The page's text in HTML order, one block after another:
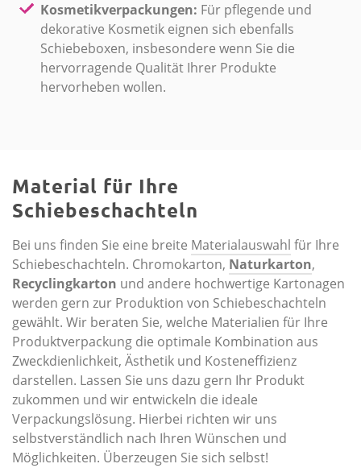
Kosmetikverpackungen: Für pflegende und
dekorative Kosmetik eignen sich ebenfalls
Schiebeboxen, insbesondere wenn Sie die
hervorragende Qualität Ihrer Produkte
hervorheben wollen.
Material für Ihre
Schiebeschachteln
Bei uns finden Sie eine breite Materialauswahl für Ihre
Schiebeschachteln. Chromokarton, Naturkarton,
Recyclingkarton und andere hochwertige Kartonagen
werden gern zur Produktion von Schiebeschachteln
gewählt. Wir beraten Sie, welche Materialien für Ihre
Produktverpackung die optimale Kombination aus
Zweckdienlichkeit, Ästhetik und Kosteneffizienz
darstellen. Lassen Sie uns dazu gern Ihr Produkt
zukommen und wir entwickeln die ideale
Verpackungslösung. Hierbei richten wir uns
selbstverständlich nach Ihren Wünschen und
Möglichkeiten. Überzeugen Sie sich selbst!